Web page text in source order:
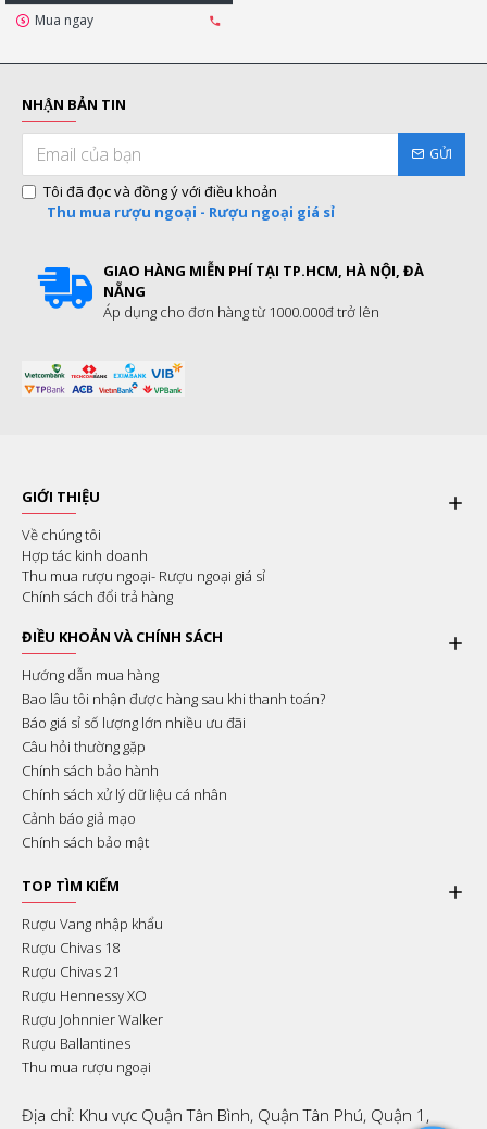
Mua ngay
NHẬN BẢN TIN
GỬI
Tôi đã đọc và đồng ý với điều khoản
Thu mua rượu ngoại - Rượu ngoại giá sỉ
GIAO HÀNG MIỄN PHÍ TẠI TP.HCM, HÀ NỘI, ĐÀ
NẴNG
Áp dụng cho đơn hàng từ 1000.000đ trở lên
GIỚI THIỆU
Về chúng tôi
Hợp tác kinh doanh
Thu mua rượu ngoại- Rượu ngoại giá sỉ
Chính sách đổi trả hàng
ĐIỀU KHOẢN VÀ CHÍNH SÁCH
Hướng dẫn mua hàng
Bao lâu tôi nhận được hàng sau khi thanh toán?
Báo giá sỉ số lượng lớn nhiều ưu đãi
Câu hỏi thường gặp
Chính sách bảo hành
Chính sách xử lý dữ liệu cá nhân
Cảnh báo giả mạo
Chính sách bảo mật
TOP TÌM KIẾM
Rượu Vang nhập khẩu
Rượu Chivas 18
Rượu Chivas 21
Rượu Hennessy XO
Rượu Johnnier Walker
Rượu Ballantines
Thu mua rượu ngoại
Địa chỉ: Khu vực Quận Tân Bình, Quận Tân Phú, Quận 1,